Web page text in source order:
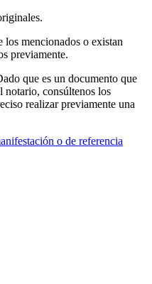
los mencionados o existan
previamente.
que es un documento que
notario, consúltenos los
realizar previamente una
o de referencia